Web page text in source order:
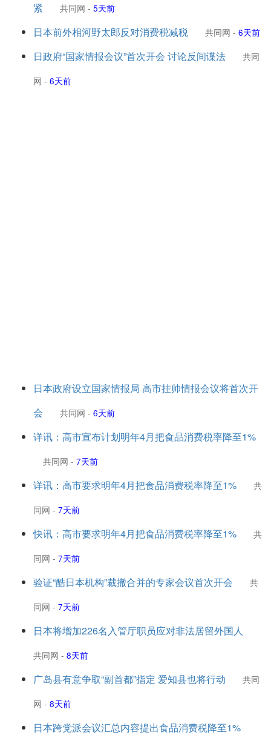
紧
共同网 - 5天前
日本前外相河野太郎反对消费税减税 共同网 - 6天前
日政府“国家情报会议”首次开会 讨论反间谍法
共同
网 - 6天前
日本政府设立国家情报局 高市挂帅情报会议将首次开
会
共同网 - 6天前
详讯：高市宣布计划明年4月把食品消费税率降至1%
共同网 - 7天前
详讯：高市要求明年4月把食品消费税率降至1%
共
同网 - 7天前
快讯：高市要求明年4月把食品消费税率降至1%
共
同网 - 7天前
验证“酷日本机构”裁撤合并的专家会议首次开会
共
同网 - 7天前
日本将增加226名入管厅职员应对非法居留外国人
共同网 - 8天前
广岛县有意争取“副首都”指定 爱知县也将行动
共同
网 - 8天前
日本跨党派会议汇总内容提出食品消费税降至1%